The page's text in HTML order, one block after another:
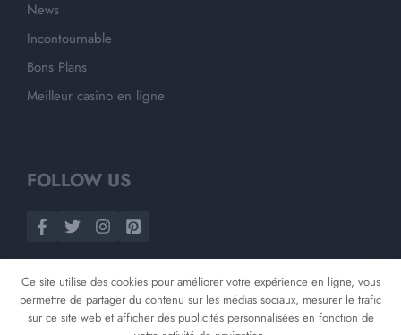
News
Incontournable
Bons Plans
Meilleur casino en ligne
FOLLOW US
Ce site utilise des cookies pour améliorer votre expérience en ligne, vous
permettre de partager du contenu sur les médias sociaux, mesurer le trafic
sur ce site web et afficher des publicités personnalisées en fonction de